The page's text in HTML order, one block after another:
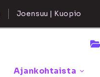
Joensuu | Kuopio
Ajankohtaista